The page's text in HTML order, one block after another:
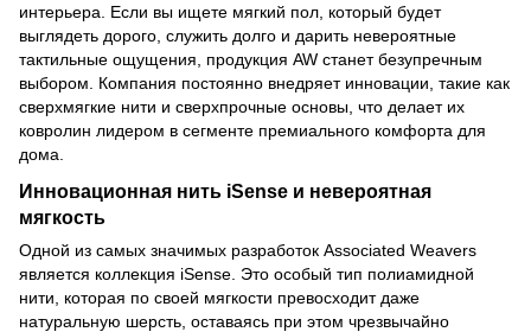
интерьера. Если вы ищете мягкий пол, который будет
выглядеть дорого, служить долго и дарить невероятные
тактильные ощущения, продукция AW станет безупречным
выбором. Компания постоянно внедряет инновации, такие как
сверхмягкие нити и сверхпрочные основы, что делает их
ковролин лидером в сегменте премиального комфорта для
дома.
Инновационная нить iSense и невероятная
мягкость
Одной из самых значимых разработок Associated Weavers
является коллекция iSense. Это особый тип полиамидной
нити, которая по своей мягкости превосходит даже
натуральную шерсть, оставаясь при этом чрезвычайно